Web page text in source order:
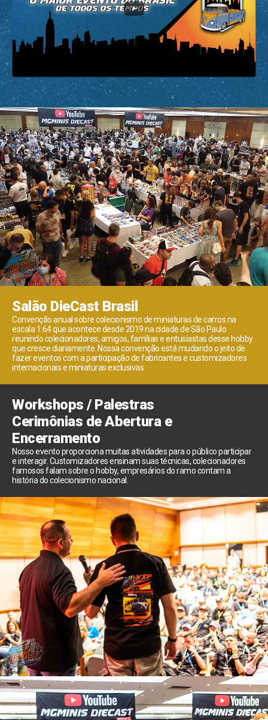
Salão DieCast Brasil
Convenção anual sobre colecionismo de miniaturas de carros na
escala 1:64 que acontece desde 2019 na cidade de São Paulo
reunindo colecionadores, amigos, famílias e entusiastas desse hobby
que cresce diariamente. Nossa convenção está mudando o jeito de
fazer eventos com a participação de fabricantes e customizadores
internacionais e miniaturas exclusivas.
Workshops / Palestras
Cerimônias de Abertura e
Encerramento
Nosso evento proporciona muitas atividades para o público participar
e interagir. Customizadores ensinam suas técnicas, colecionadores
famosos falam sobre o hobby, empresários do ramo contam a
história do colecionismo nacional.